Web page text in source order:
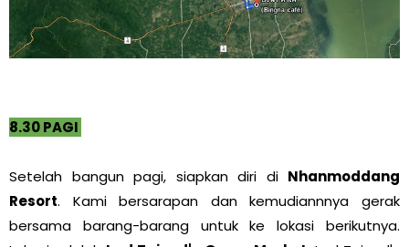
8.30 PAGI
Setelah bangun pagi, siapkan diri di Nhanmoddang
Resort. Kami bersarapan dan kemudiannnya gerak
bersama barang-barang untuk ke lokasi berikutnya.